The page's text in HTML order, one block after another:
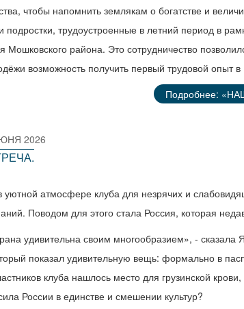
чтобы напомнить землякам о богатстве и
подростки, трудоустроенные в летний период в
Мошковского района. Это сотрудничество
возможность получить первый трудовой опыт
Подробнее:
2026
атмосфере клуба для незрячих и
Поводом для этого стала Россия, которая
удивительна своим многообразием», -
показал удивительную вещь: формально в
клуба нашлось место для грузинской
России в единстве и смешении культур?